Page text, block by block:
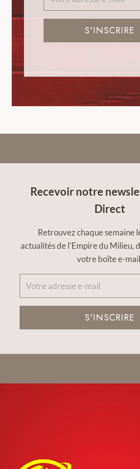
S'INSCRIRE
Recevoir notre
Direct
Retrouvez chaque semaine
actualités de l'Empire du Milieu,
votre boîte e-
S'INSCRIRE